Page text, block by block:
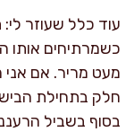
עוד כלל שעוזר לי:
כשמרתיחים אותו
מעט מריר. אם אני
חלק בתחילת
בסוף בשביל